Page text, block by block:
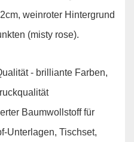
weinroter Hintergrund
(misty rose).
- brilliante Farben,
Baumwollstoff für
Unterlagen, Tischset,